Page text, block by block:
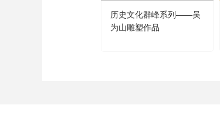
历史文化群峰系列——吴
为山雕塑作品